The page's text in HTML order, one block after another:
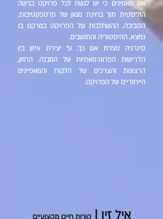
איל זיו |קורות חיים מקצועיים
אנו מאמינים כי יש לגשת לכל פרויקט בגישה
הוליסטית תוך בחינת מגוון של פרספקטיבות;
הסביבה, ההשתלבות של הפרויקט במרקם בו
נמצא, ההיסטוריה והתושבים.
סינרגיה נוצרת אם כך, ע" יצירת איזון בין
הדרישות הפרוגרמאתיות של המבנה, החזון,
הרצונות והצרכים של הלקוח והמאפיינים
הייחודיים של הפרויקט.